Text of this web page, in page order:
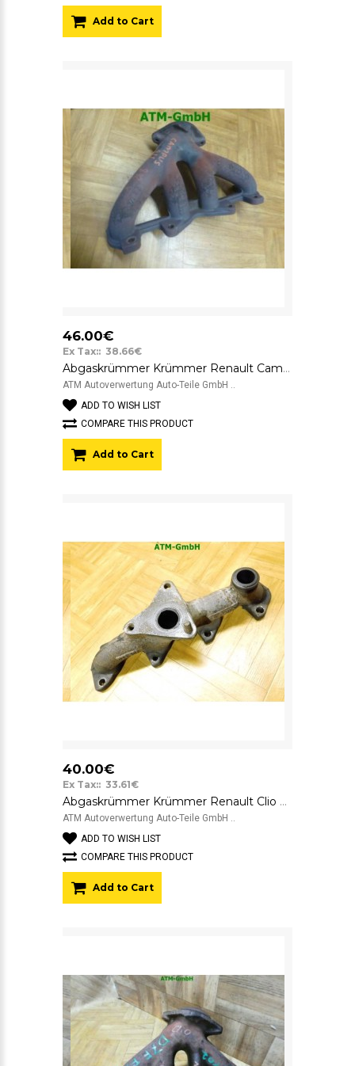
Add to Cart
46.00€
Ex Tax:: 38.66€
Abgaskrümmer Krümmer Renault Campus 1.2 43 kW 109325 197886
ATM Autoverwertung Auto-Teile GmbH ..
ADD TO WISH LIST
COMPARE THIS PRODUCT
Add to Cart
40.00€
Ex Tax:: 33.61€
Abgaskrümmer Krümmer Renault Clio 2 II
ATM Autoverwertung Auto-Teile GmbH ..
ADD TO WISH LIST
COMPARE THIS PRODUCT
Add to Cart